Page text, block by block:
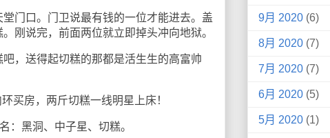
门口。门卫说最有钱的一位才能进去。盖
刚说完，前面两位就立即掉头冲向地狱。
，送得起切糕的那都是活生生的高富帅
房，两斤切糕一线明星上床！
黑洞、中子星、切糕。
9月 2020 (6)
8月 2020 (7)
7月 2020 (7)
6月 2020 (5)
5月 2020 (1)